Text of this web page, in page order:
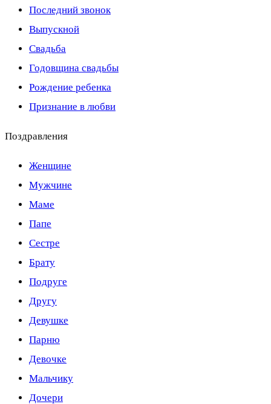
Последний звонок
Выпускной
Свадьба
Годовщина свадьбы
Рождение ребенка
Признание в любви
Поздравления
Женщине
Мужчине
Маме
Папе
Сестре
Брату
Подруге
Другу
Девушке
Парню
Девочке
Мальчику
Дочери